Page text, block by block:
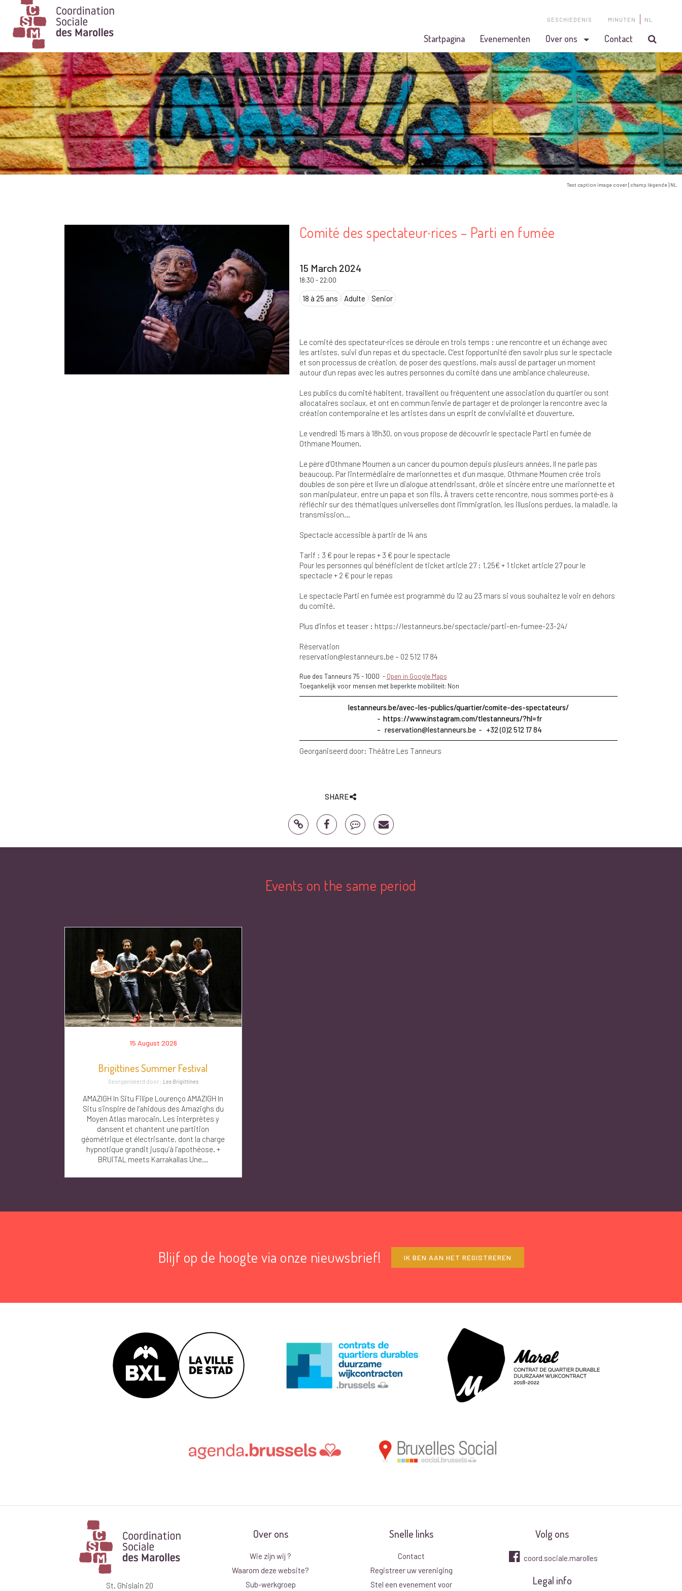
Main Navigation
GESCHIEDENIS MINUTEN NL
Startpagina Evenementen Over ons Contact
Test caption image cover [champ légende] NL
Comité des spectateur·rices – Parti en fumée
15 March 2024
18:30 - 22:00
18 à 25 ans Adulte Senior
Le comité des spectateur·rices se déroule en trois temps : une rencontre et un échange avec
les artistes, suivi d’un repas et du spectacle. C’est l’opportunité d’en savoir plus sur le spectacle
et son processus de création, de poser des questions, mais aussi de partager un moment
autour d’un repas avec les autres personnes du comité dans une ambiance chaleureuse.
Les publics du comité habitent, travaillent ou fréquentent une association du quartier ou sont
allocataires sociaux, et ont en commun l’envie de partager et de prolonger la rencontre avec la
création contemporaine et les artistes dans un esprit de convivialité et d’ouverture.
Le vendredi 15 mars à 18h30, on vous propose de découvrir le spectacle Parti en fumée de
Othmane Moumen.
Le père d’Othmane Moumen a un cancer du poumon depuis plusieurs années. Il ne parle pas
beaucoup. Par l’intermédiaire de marionnettes et d’un masque, Othmane Moumen crée trois
doubles de son père et livre un dialogue attendrissant, drôle et sincère entre une marionnette et
son manipulateur, entre un papa et son fils. À travers cette rencontre, nous sommes porté·es à
réfléchir sur des thématiques universelles dont l’immigration, les illusions perdues, la maladie, la
transmission…
Spectacle accessible à partir de 14 ans
Tarif : 3 € pour le repas + 3 € pour le spectacle
Pour les personnes qui bénéficient de ticket article 27 : 1,25€ + 1 ticket article 27 pour le
spectacle + 2 € pour le repas
Le spectacle Parti en fumée est programmé du 12 au 23 mars si vous souhaitez le voir en dehors
du comité.
Plus d’infos et teaser : https://lestanneurs.be/spectacle/parti-en-fumee-23-24/
Réservation
reservation@lestanneurs.be – 02 512 17 84
Rue des Tanneurs 75 - 1000 - Open in Google Maps
Toegankelijk voor mensen met beperkte mobiliteit: Non
lestanneurs.be/avec-les-publics/quartier/comite-des-spectateurs/
https://www.instagram.com/tlestanneurs/?hl=fr
reservation@lestanneurs.be
+32 (0)2 512 17 84
Georganiseerd door: Théâtre Les Tanneurs
SHARE
Events on the same period
15 August 2026
Brigittines Summer Festival
Georganiseerd door : Les Brigittines
AMAZIGH In Situ Filipe Lourenço AMAZIGH In
Situ s’inspire de l’ahidous des Amazighs du
Moyen Atlas marocain. Les interprètes y
dansent et chantent une partition
géométrique et électrisante, dont la charge
hypnotique grandit jusqu’à l’apothéose. +
BRUiTAL meets Karrakallas Une...
Blijf op de hoogte via onze nieuwsbrief! IK BEN AAN HET REGISTREREN
St. Ghislain 20
Over ons
Wie zijn wij ?
Waarom deze website?
Sub-werkgroep
Snelle links
Contact
Registreer uw vereniging
Stel een evenement voor
Volg ons
coord.sociale.marolles
Legal info